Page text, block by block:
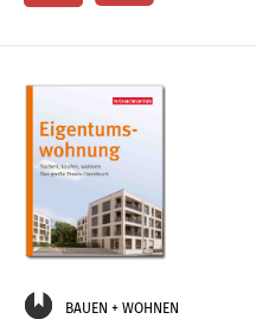
BAUEN + WOHNEN